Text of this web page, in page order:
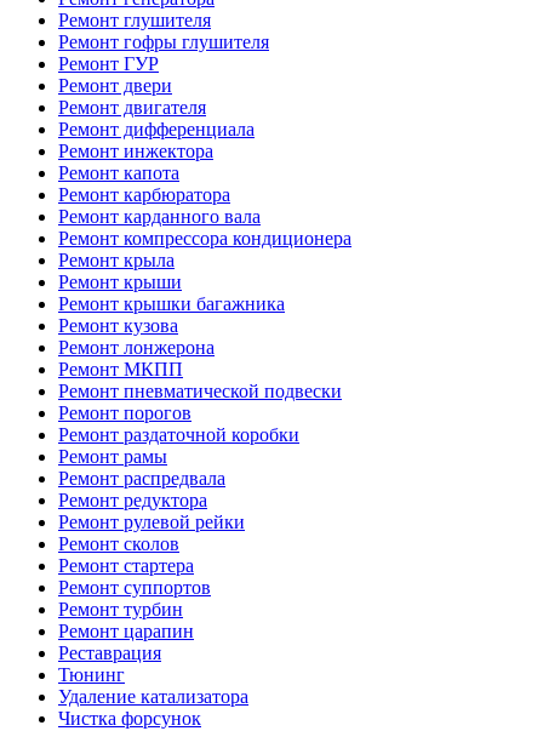
Ремонт глушителя
Ремонт гофры глушителя
Ремонт ГУР
Ремонт двери
Ремонт двигателя
Ремонт дифференциала
Ремонт инжектора
Ремонт капота
Ремонт карбюратора
Ремонт карданного вала
Ремонт компрессора кондиционера
Ремонт крыла
Ремонт крыши
Ремонт крышки багажника
Ремонт кузова
Ремонт лонжерона
Ремонт МКПП
Ремонт пневматической подвески
Ремонт порогов
Ремонт раздаточной коробки
Ремонт рамы
Ремонт распредвала
Ремонт редуктора
Ремонт рулевой рейки
Ремонт сколов
Ремонт стартера
Ремонт суппортов
Ремонт турбин
Ремонт царапин
Реставрация
Тюнинг
Удаление катализатора
Чистка форсунок